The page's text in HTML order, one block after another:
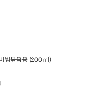
빔볶음용 (200ml)